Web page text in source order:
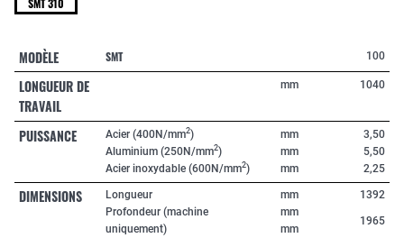
MODÈLE SMT 100
LONGUEUR DE
TRAVAIL
mm 1040
PUISSANCE Acier (400N/mm2)
Aluminium (250N/mm2)
Acier inoxydable (600N/mm2)
mm
mm
mm
3,50
5,50
2,25
DIMENSIONS
Longueur
Profondeur (machine
uniquement)
mm
mm
mm
1392
1965